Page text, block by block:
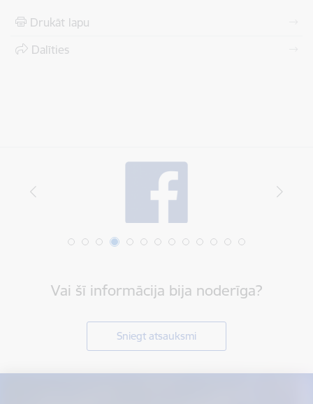
Drukāt lapu
Dalīties
Vai šī informācija bija noderīga?
Sniegt atsauksmi